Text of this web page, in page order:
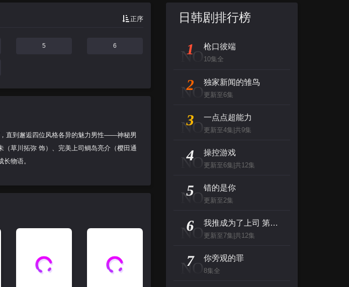
正序
5 6
，直到邂逅四位风格各异的魅力男性——神秘男
草川拓弥 饰）、完美上司鲷岛亮介（樱田通
物语。
日韩剧排行榜
NO
1 枪口彼端
10集全
NO
2 独家新闻的雏鸟
更新至6集
NO
3 一点点超能力
更新至4集|共9集
NO
4 操控游戏
更新至6集|共12集
NO
5 错的是你
更新至2集
NO
6 我推成为了上司 第二季
更新至7集|共12集
NO
7 你旁观的罪
8集全